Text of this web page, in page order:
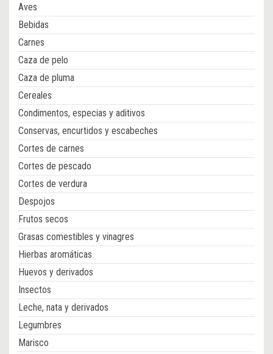
Aves
Bebidas
Carnes
Caza de pelo
Caza de pluma
Cereales
Condimentos, especias y aditivos
Conservas, encurtidos y escabeches
Cortes de carnes
Cortes de pescado
Cortes de verdura
Despojos
Frutos secos
Grasas comestibles y vinagres
Hierbas aromáticas
Huevos y derivados
Insectos
Leche, nata y derivados
Legumbres
Marisco